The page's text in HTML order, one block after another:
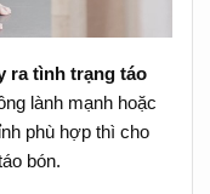
ra tình trạng táo
lành mạnh hoặc
phù hợp thì cho
bón.